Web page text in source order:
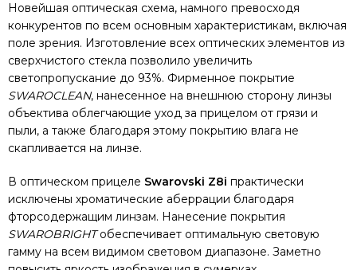
Новейшая оптическая схема, намного превосходя
конкурентов по всем основным характеристикам, включая
поле зрения. Изготовление всех оптических элементов из
сверхчистого стекла позволило увеличить
светопропускание до 93%. Фирменное покрытие
SWAROCLEAN, нанесенное на внешнюю сторону линзы
объектива облегчающие уход за прицелом от грязи и
пыли, а также благодаря этому покрытию влага не
скапливается на линзе.
В оптическом прицеле Swarovski Z8i практически
исключены хроматические аберрации благодаря
фторсодержащим линзам. Нанесение покрытия
SWAROBRIGHTобеспечивает оптимальную световую
гамму на всем видимом световом диапазоне. Заметно